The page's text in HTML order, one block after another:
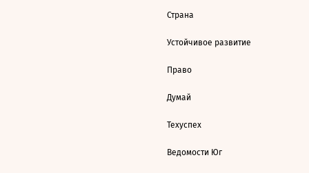
Страна
Устойчивое развитие
Право
Думай
Техуспех
Ведомости Юг